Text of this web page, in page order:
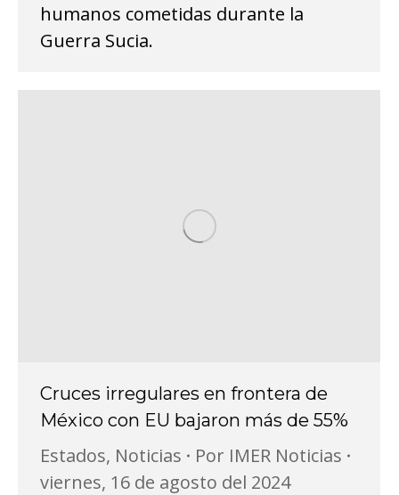
humanos cometidas durante la
Guerra Sucia.
Cruces irregulares en frontera de
México con EU bajaron más de 55%
Estados, Noticias Por IMER Noticias
viernes, 16 de agosto del 2024